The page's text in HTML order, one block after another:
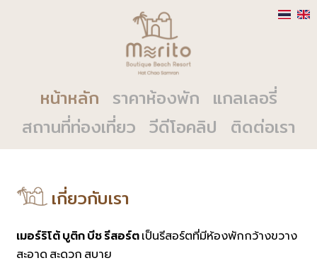
หน้าหลัก ราคาห้องพัก แกลเลอรี่
สถานที่ท่องเที่ยว วีดีโอคลิป ติดต่อเรา
เกี่ยวกับเรา
เมอร์ริโต้ บูติก บีช รีสอร์ตเป็นรีสอร์ตที่มีห้องพักกว้างขวาง
สะอาด สะดวก สบาย